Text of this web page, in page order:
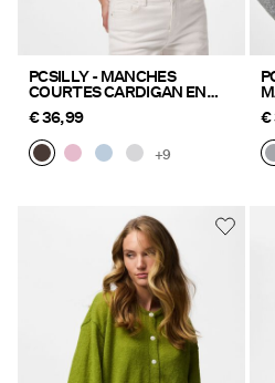
PCSILLY - MANCHES
COURTES CARDIGAN EN
MAILLE
€ 36,99
+9
€